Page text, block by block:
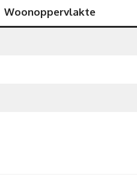
Woonoppervlakte